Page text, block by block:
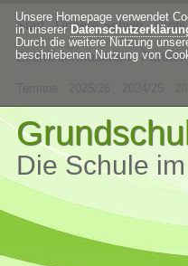
Start Unsere Schule Profil
Elterninformationen Partner
Die Schule
Unsere Homepage verwendet
in unserer
Durch die weitere Nutzung
beschriebenen Nutzung von